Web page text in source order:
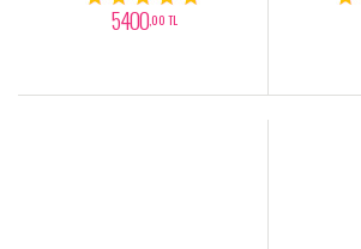
5400,00 TL